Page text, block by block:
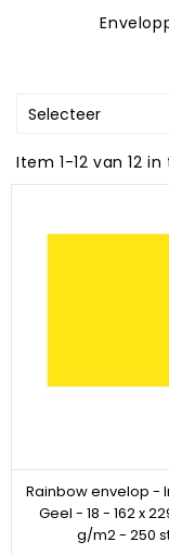
Selecteer
Item 1-12 van 12
Rainbow envelop -
Geel - 18 - 162 x
g/m2 - 250